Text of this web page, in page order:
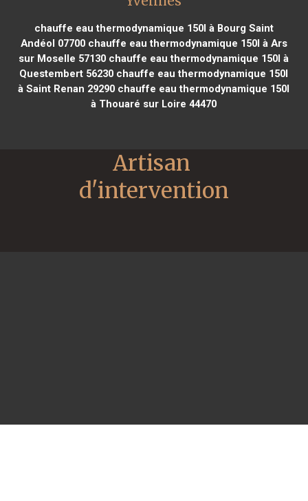
chauffe eau thermodynamique 150l à Bourg Saint
Andéol 07700chauffe eau thermodynamique 150l à Ars
sur Moselle 57130 chauffe eau thermodynamique 150l à
Questembert 56230 chauffe eau thermodynamique 150l
à Saint Renan 29290 chauffe eau thermodynamique 150l
à Thouaré sur Loire 44470
Artisan
d'intervention